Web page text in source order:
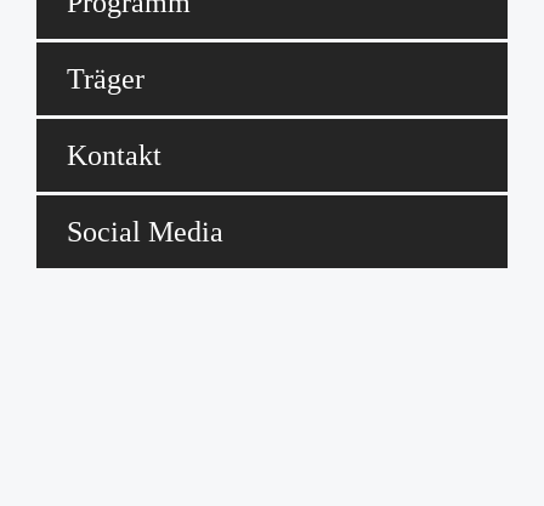
Träger
Kontakt
Social Media